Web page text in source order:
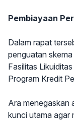
Pembiayaan
Dalam rapat
penguatan
Fasilitas
Program Kredit
Ara menegaskan
kunci utama agar